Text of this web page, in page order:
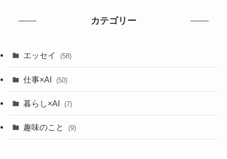
カテゴリー
エッセイ (58)
仕事×AI (50)
暮らし×AI (7)
趣味のこと (9)